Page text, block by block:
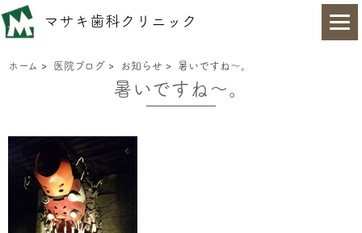
マサキ歯科クリニック
ホーム > 医院ブログ > お知らせ > 暑いですね～。
暑いですね～。